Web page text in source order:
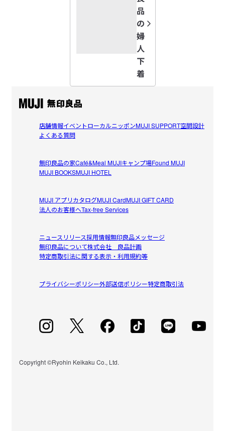
品
の
婦
人
下
着
店舗情報イベントローカルニッポンMUJI SUPPORT空間設計
よくある質問
無印良品の家Café&Meal MUJIキャンプ場Found MUJI
MUJI BOOKSMUJI HOTEL
MUJI アプリカタログMUJI CardMUJI GIFT CARD
法人のお客様へTax-free Services
ニュースリリース採用情報無印良品メッセージ
無印良品について株式会社 良品計画
特定商取引法に関する表示・利用規約等
プライバシーポリシー外部送信ポリシー特定商取引法
Copyright ©Ryohin Keikaku Co., Ltd.